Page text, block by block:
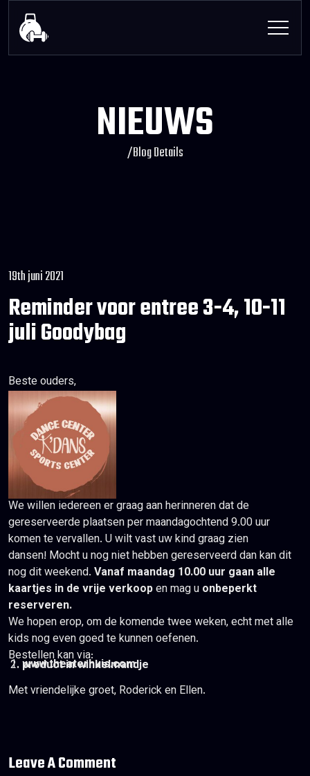
NIEUWS
/Blog Details
19th juni 2021
Reminder voor entree 3-4, 10-11
juli Goodybag
Beste ouders,
We willen iedereen er graag aan herinneren dat de
gereserveerde plaatsen per maandagochtend 9.00 uur
komen te vervallen. U wilt vast uw kind graag zien
dansen! Mocht u nog niet hebben gereserveerd dan kan dit
nog dit weekend. Vanaf maandag 10.00 uur gaan alle
kaartjes in de vrije verkoopen mag u onbeperkt
reserveren.
We hopen erop, om de komende twee weken, echt met alle
kids nog even goed te kunnen oefenen.
Bestellen kan via:
www.theaterhuis.com
product in winkelmandje
Met vriendelijke groet, Roderick en Ellen.
Leave A Comment